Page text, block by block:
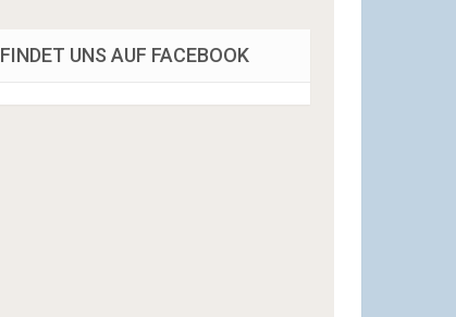
FINDET UNS AUF FACEBOOK